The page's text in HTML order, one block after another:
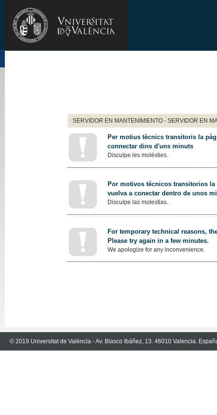
SERVIDOR EN MANTENIMIENTO - SERVIDOR EN
Per motius tècnics transitoris la
connectar dins d'uns minuts
Disculpe les molèsties.
Por motivos técnicos transitorios
vuelva a conectar dentro de unos
Disculpe las molestias.
For temporary technical reasons,
Please try again in a few minutes.
We apologize for any inconvenience.
© 2019 Universitat de València - Av. Blasco Ibáñez, 13. 46010 Valencia.